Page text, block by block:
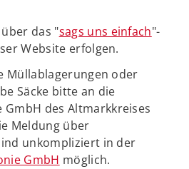
das "sags uns einfach"-
Website erfolgen.
Müllablagerungen oder
Säcke bitte an die
des Altmarkkreises
Meldung über
unkompliziert in der
GmbH möglich.